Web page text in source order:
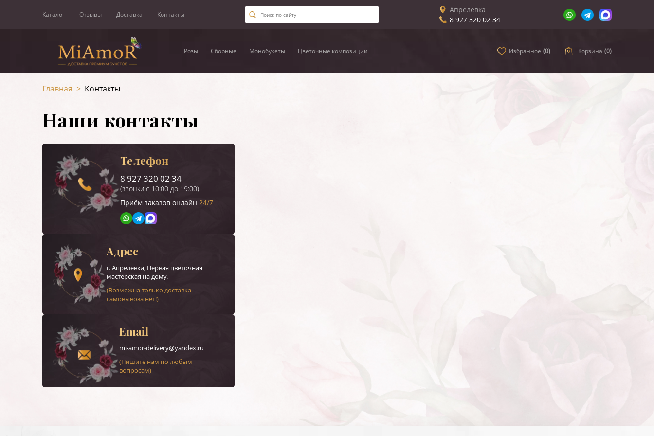
Каталог Отзывы Доставка Контакты
Апрелевка
8 927 320 02 34
Розы Сборные Монобукеты Цветочные композиции Избранное (0) Корзина (0)
Главная > Контакты
Наши контакты
Телефон
8 927 320 02 34
(звонки с 10:00 до 19:00)
Приём заказов онлайн 24/7
Адрес
г.Апрелевка, Первая цветочная
мастерская на дому.
(Возможна только доставка –
самовывоза нет!)
Email
mi-amor-delivery@yandex.ru
(Пишите нам по любым
вопросам)